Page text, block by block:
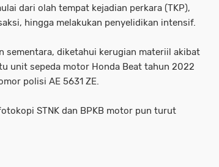
dari olah tempat kejadian perkara (TKP),
hingga melakukan penyelidikan intensif.
sementara, diketahui kerugian materiil akibat
unit sepeda motor Honda Beat tahun 2022
polisi AE 5631 ZE.
STNK dan BPKB motor pun turut